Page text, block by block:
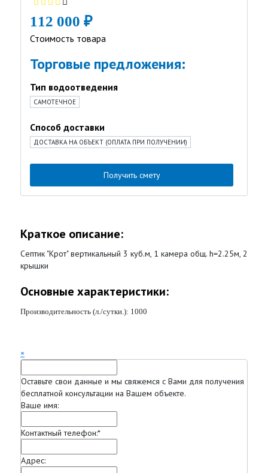
112 000 ₽
Стоимость товара
Торговые предложения:
Тип водоотведения
САМОТЕЧНОЕ
Способ доставки
ДОСТАВКА НА ОБЪЕКТ (ОПЛАТА ПРИ ПОЛУЧЕНИИ)
Получить смету
Краткое описание:
Септик "Крот" вертикальный 3 куб.м, 1 камера общ. h=2.25м, 2
крышки
Основные характеристики:
Производительность (л./сутки.): 1000
×
Оставьте свои данные и мы свяжемся с Вами для получения
бесплатной консультации на Вашем объекте.
Ваше имя:
Контактный телефон:*
Адрес: